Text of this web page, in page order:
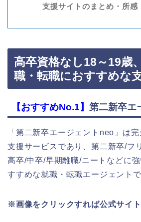
支援サイトのまとめ・所感
高卒資格なし18～19歳
職・転職におすすめな
【おすすめNo.1】 第二新卒エ
「第二新卒エージェントneo」は
支援サービスであり、第二新卒/フ
高卒/中卒/早期離職/ニートなどに
すすめな就職・転職エージェントで
※画像をクリックすれば公式サイ